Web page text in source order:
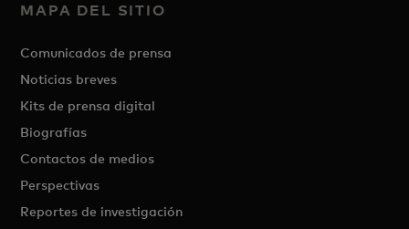
MAPA DEL SITIO
Comunicados de prensa
Noticias breves
Kits de prensa digital
Biografías
Contactos de medios
Perspectivas
Reportes de investigación